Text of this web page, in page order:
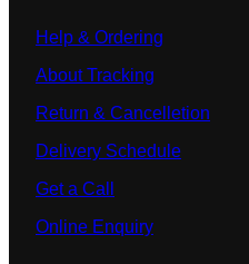
Help & Ordering
About Tracking
Return & Cancelletion
Delivery Schedule
Get a Call
Online Enquiry